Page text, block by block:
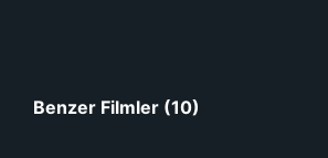
Benzer Filmler (10)